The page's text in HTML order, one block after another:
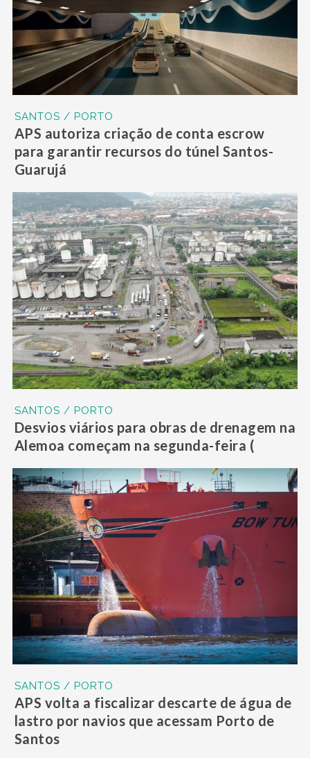
SANTOS / PORTO
APS autoriza criação de conta escrow
para garantir recursos do túnel Santos-
Guarujá
SANTOS / PORTO
Desvios viários para obras de drenagem na
Alemoa começam na segunda-feira (
SANTOS / PORTO
APS volta a fiscalizar descarte de água de
lastro por navios que acessam Porto de
Santos